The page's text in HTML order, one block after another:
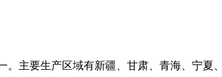
。主要生产区域有新疆、甘肃、青海、宁